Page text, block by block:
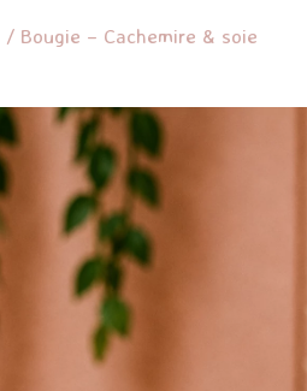
/ Bougie – Cachemire & soie